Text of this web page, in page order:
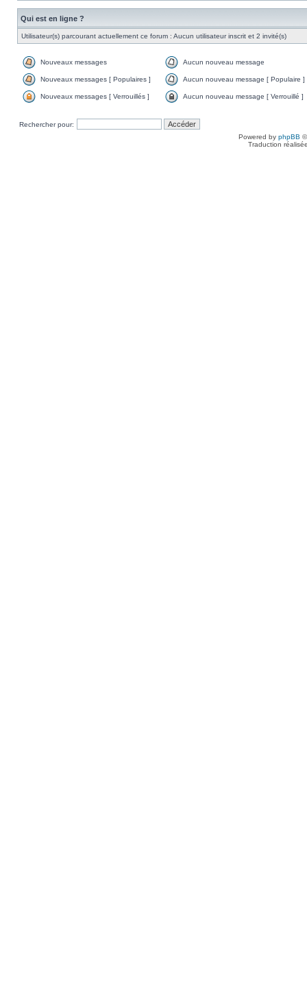
Qui est en ligne ?
Utilisateur(s) parcourant actuellement ce forum : Aucun utilisateur inscrit et 2 invité(s)
Nouveaux messages Aucun nouveau message
Nouveaux messages [ Populaires ] Aucun nouveau message [ Populaire ]
Nouveaux messages [ Verrouillés ] Aucun nouveau message [ Verrouillé ]
Rechercher pour:
Powered by phpBB
Traduction